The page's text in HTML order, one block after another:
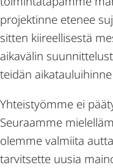
projektinne etenee
sitten kiireellisestä
aikavälin
teidän
Yhteistyömme ei
Seuraamme
olemme valmiita
tarvitsette uusia